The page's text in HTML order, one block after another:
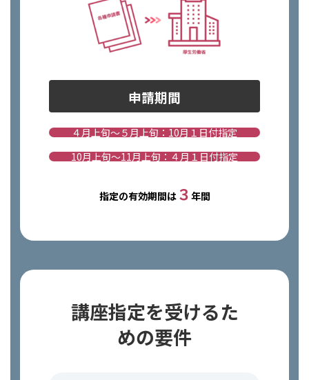
申請期間
４月上旬～５月上旬：10月１日付指定
10月上旬～11月上旬：４月１日付指定
指定の有効期間は３ 年間
講座指定を受けるた
めの要件